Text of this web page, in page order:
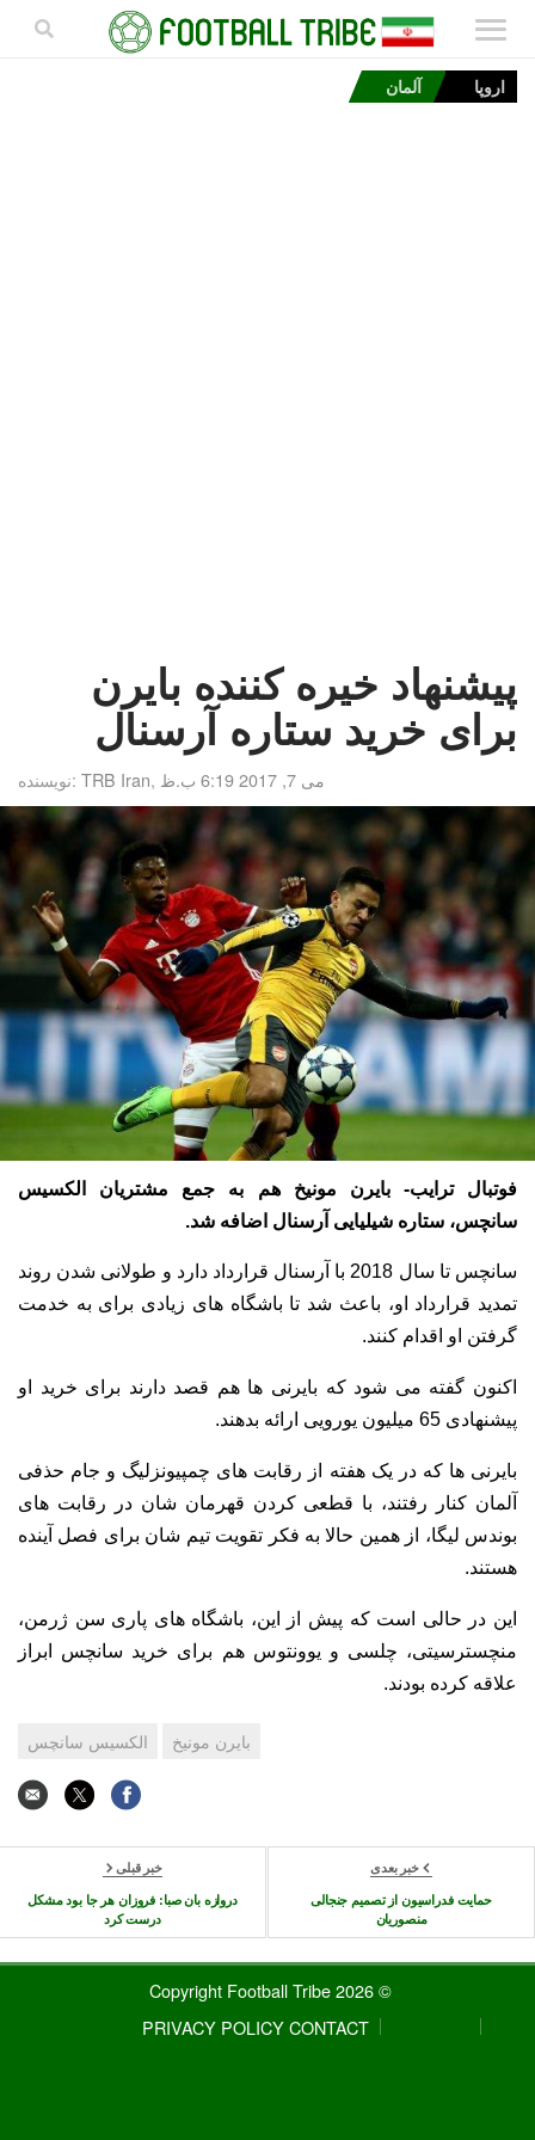
اروپا آلمان
پیشنهاد خیره کننده بایرن
برای خرید ستاره آرسنال
نویسنده:TRB Iran, می 7, 2017 6:19 ب.ظ
فوتبال ترایب- بایرن مونیخ هم به جمع مشتریان الکسیس
سانچس، ستاره شیلیایی آرسنال اضافه شد.
سانچس تا سال 2018 با آرسنال قرارداد دارد و طولانی شدن روند
تمدید قرارداد او، باعث شد تا باشگاه های زیادی برای به خدمت
گرفتن او اقدام کنند.
اکنون گفته می شود که بایرنی ها هم قصد دارند برای خرید او
پیشنهادی 65 میلیون یورویی ارائه بدهند.
بایرنی ها که در یک هفته از رقابت های چمپیونزلیگ و جام حذفی
آلمان کنار رفتند، با قطعی کردن قهرمان شان در رقابت های
بوندس لیگا، از همین حالا به فکر تقویت تیم شان برای فصل آینده
هستند.
این در حالی است که پیش از این، باشگاه های پاری سن ژرمن،
منچسترسیتی، چلسی و یوونتوس هم برای خرید سانچس ابراز
علاقه کرده بودند.
بایرن مونیخ الکسیس سانچس
خبر بعدی
حمایت فدراسیون از تصمیم جنجالی
منصوریان
خبر قبلی
دروازه بان صبا: فروزان هر جا بود مشکل
درست کرد
© 2026 Copyright Football Tribe
CONTACT
PRIVACY POLICY